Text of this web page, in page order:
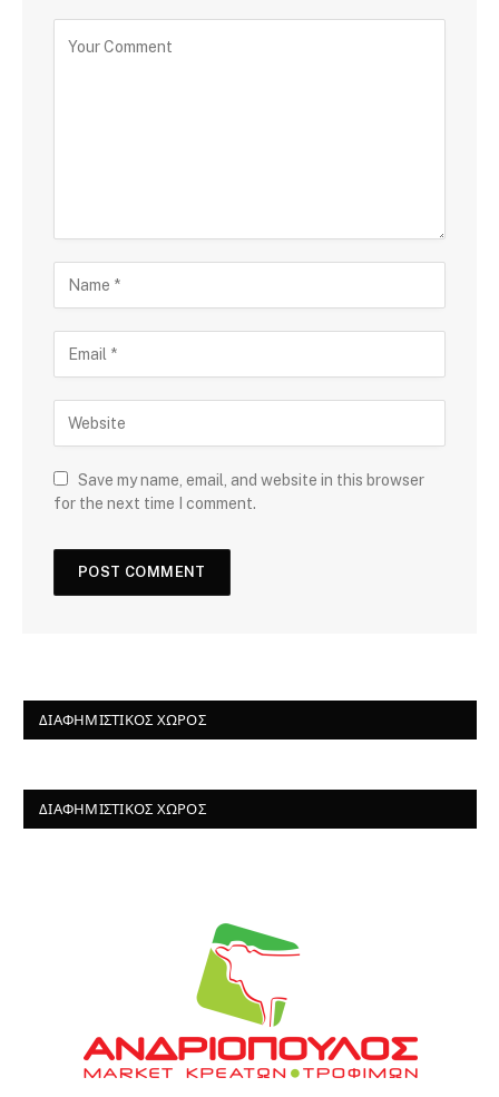
Save my name, email, and website in this browser
for the next time I comment.
ΔΙΑΦΗΜΙΣΤΙΚΌΣ ΧΏΡΟΣ
ΔΙΑΦΗΜΙΣΤΙΚΌΣ ΧΏΡΟΣ